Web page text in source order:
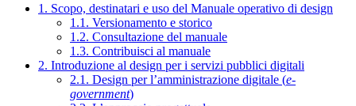
1. Scopo, destinatari e uso del Manuale operativo di design
1.1. Versionamento e storico
1.2. Consultazione del manuale
1.3. Contribuisci al manuale
2. Introduzione al design per i servizi pubblici digitali
2.1. Design per l’amministrazione digitale (e-
government)